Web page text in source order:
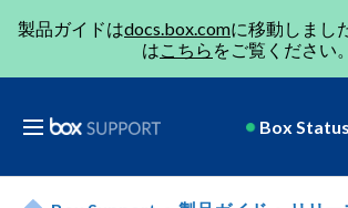
製品ガイドはdocs.box.comに移動しまし
はこちら をご覧ください。
Box Status